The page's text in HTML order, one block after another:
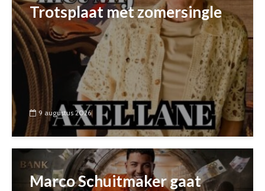
Trotsplaat met zomersingle
9 augustus 2026
Marco Schuitmaker gaat